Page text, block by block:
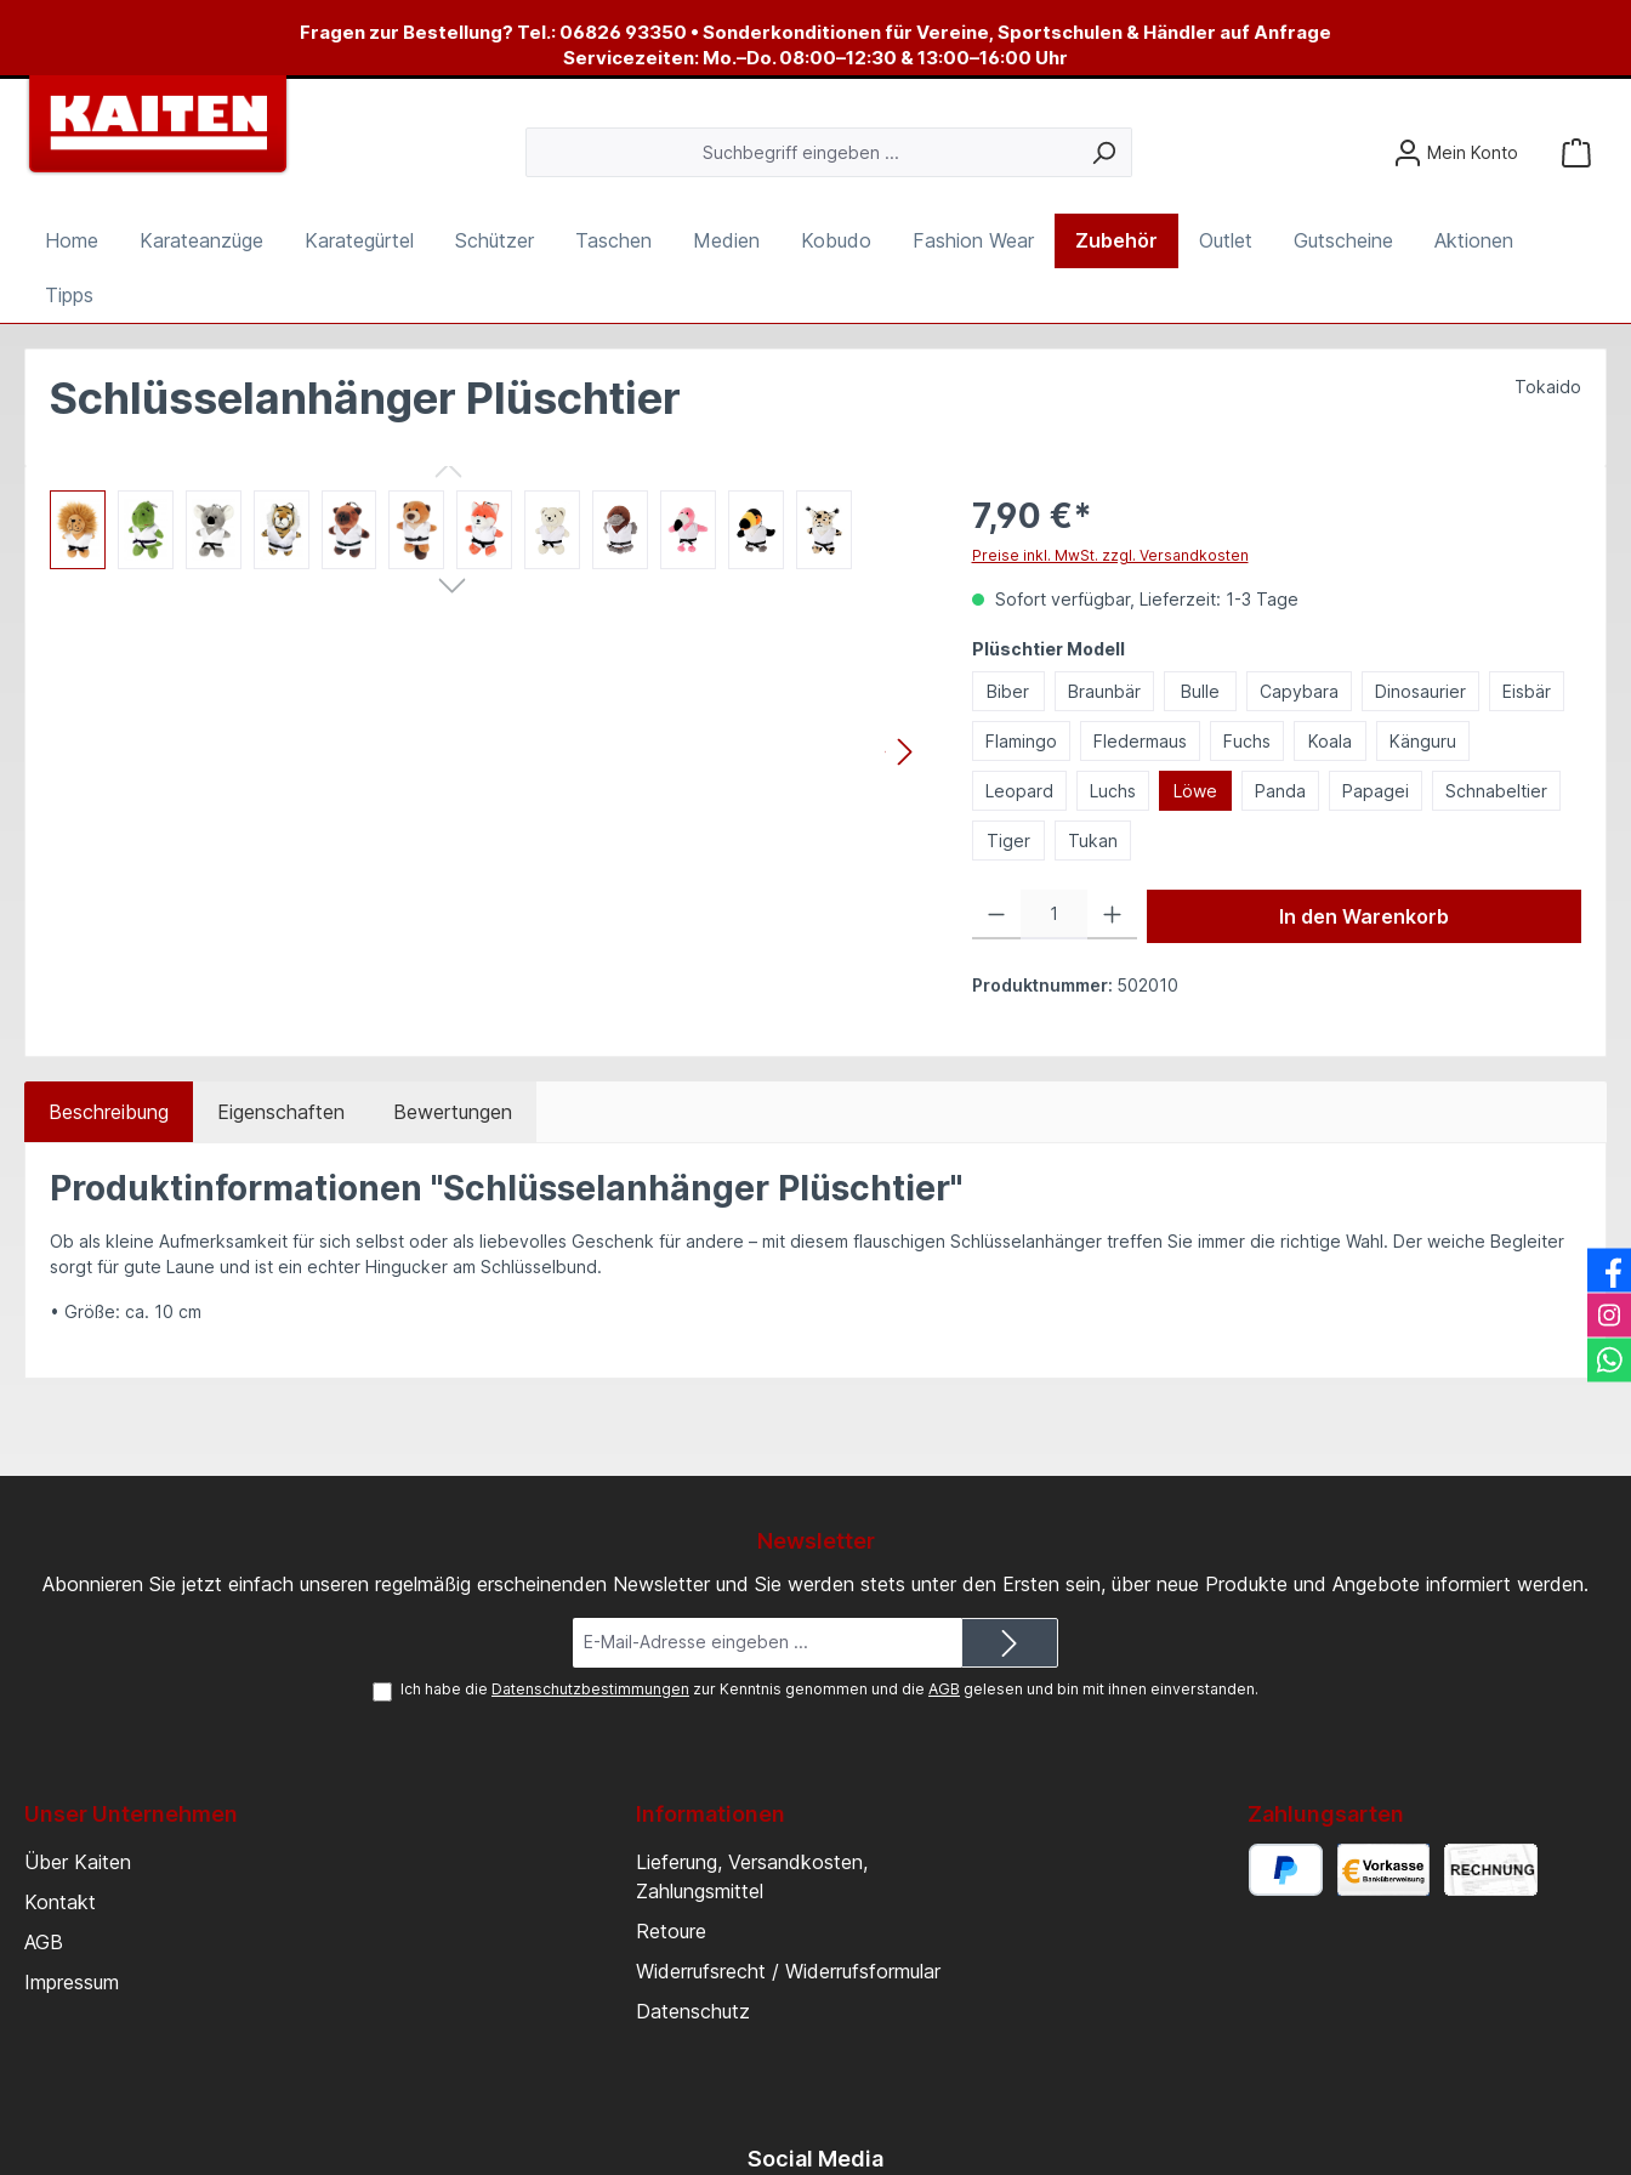
Zur Hauptnavigation springenFragen zur Bestellung? Tel.: 06826 93350 • Sonderkonditionen für Vereine, Sportschulen & Händler auf Anfrage
Servicezeiten: Mo.–Do. 08:00–12:30 & 13:00–16:00 Uhr
Mein Konto
Home Karateanzüge Karategürtel Schützer Taschen Medien Kobudo Fashion Wear Zubehör Outlet Gutscheine Aktionen
Tipps
Schlüsselanhänger Plüschtier Tokaido
Bildergalerie überspringen 7,90 €*
Preise inkl. MwSt. zzgl. Versandkosten
Sofort verfügbar, Lieferzeit: 1-3 Tage
Plüschtier Modellauswählen
Biber Braunbär Bulle Capybara Dinosaurier Eisbär
Flamingo Fledermaus Fuchs Koala Känguru
Leopard Luchs Löwe Panda Papagei Schnabeltier
Tiger Tukan
In den Warenkorb
Produktnummer: 502010
Beschreibung Eigenschaften Bewertungen
Produktinformationen "Schlüsselanhänger Plüschtier"
Ob als kleine Aufmerksamkeit für sich selbst oder als liebevolles Geschenk für andere – mit diesem flauschigen Schlüsselanhänger treffen Sie immer die richtige Wahl. Der weiche Begleiter
sorgt für gute Laune und ist ein echter Hingucker am Schlüsselbund.
• Größe: ca. 10 cm
Newsletter
Abonnieren Sie jetzt einfach unseren regelmäßig erscheinenden Newsletter und Sie werden stets unter den Ersten sein, über neue Produkte und Angebote informiert werden.
Mail-
Adresse*
Ich habe die Datenschutzbestimmungen zur Kenntnis genommen und die AGB gelesen und bin mit ihnen einverstanden.
Unser Unternehmen
Über Kaiten
Kontakt
AGB
Impressum
Informationen
Lieferung, Versandkosten,
Zahlungsmittel
Retoure
Widerrufsrecht / Widerrufsformular
Datenschutz
Zahlungsarten
Social Media